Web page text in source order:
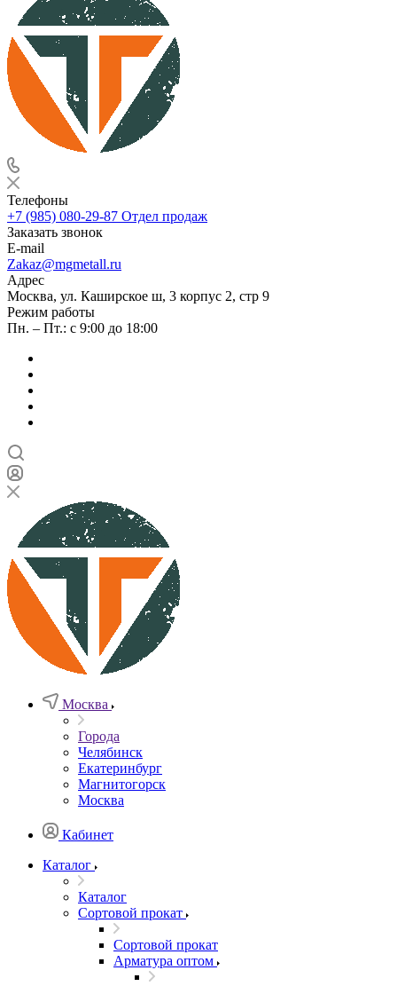
Телефоны
+7 (985) 080-29-87 Отдел продаж
Заказать звонок
E-mail
Zakaz@mgmetall.ru
Адрес
Москва, ул. Каширское ш, 3 корпус 2, стр 9
Режим работы
Пн. – Пт.: с 9:00 до 18:00
Москва
Города
Челябинск
Екатеринбург
Магнитогорск
Москва
Кабинет
Каталог
Каталог
Сортовой прокат
Сортовой прокат
Арматура оптом